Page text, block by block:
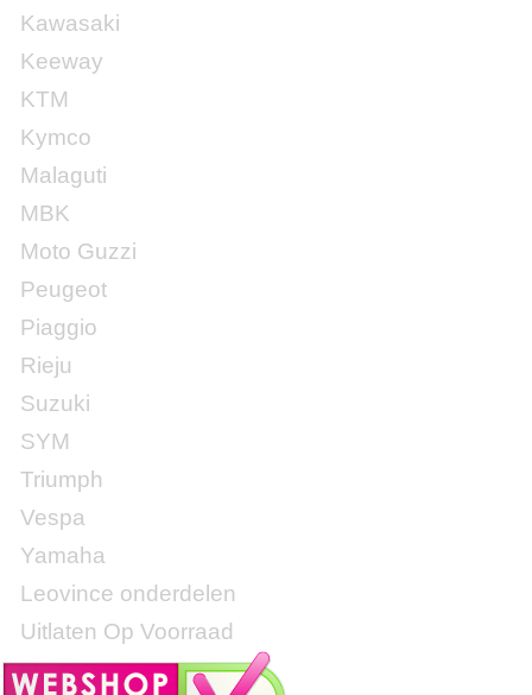
Kawasaki
Keeway
KTM
Kymco
Malaguti
MBK
Moto Guzzi
Peugeot
Piaggio
Rieju
Suzuki
SYM
Triumph
Vespa
Yamaha
Leovince onderdelen
Uitlaten Op Voorraad